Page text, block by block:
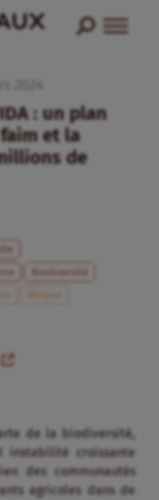
: un plan
et la
de
Biodiversité
Afrique
de la biodiversité,
instabilité croissante
des communautés
agricoles dans de